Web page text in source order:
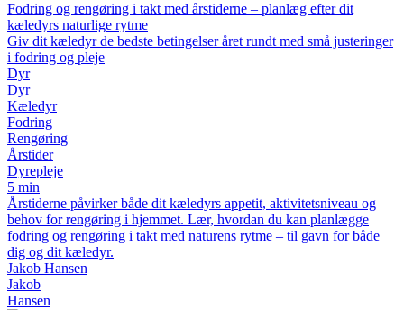
Fodring og rengøring i takt med årstiderne – planlæg efter dit
kæledyrs naturlige rytme
Giv dit kæledyr de bedste betingelser året rundt med små justeringer
i fodring og pleje
Dyr
Dyr
Kæledyr
Fodring
Rengøring
Årstider
Dyrepleje
5 min
Årstiderne påvirker både dit kæledyrs appetit, aktivitetsniveau og
behov for rengøring i hjemmet. Lær, hvordan du kan planlægge
fodring og rengøring i takt med naturens rytme – til gavn for både
dig og dit kæledyr.
Jakob Hansen
Jakob
Hansen